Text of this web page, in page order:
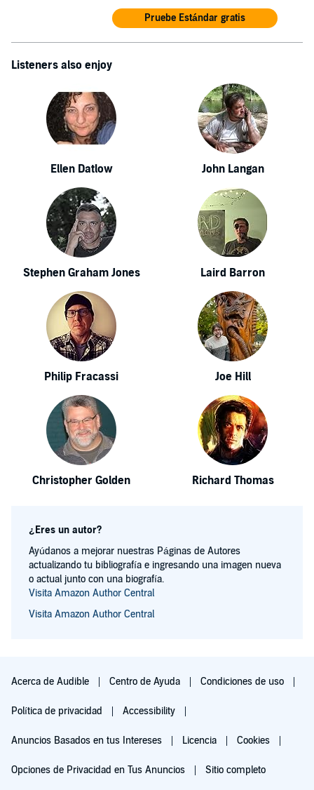
Pruebe Estándar gratis
Listeners also enjoy
Ellen Datlow John Langan
Stephen Graham Jones Laird Barron
Philip Fracassi Joe Hill
Christopher Golden Richard Thomas
¿Eres un autor?
Ayúdanos a mejorar nuestras Páginas de Autores
actualizando tu bibliografía e ingresando una imagen nueva
o actual junto con una biografía.
Visita Amazon Author Central
Visita Amazon Author Central
Acerca de Audible Centro de Ayuda Condiciones de uso
Política de privacidad Accessibility
Anuncios Basados en tus Intereses Licencia Cookies
Opciones de Privacidad en Tus Anuncios Sitio completo